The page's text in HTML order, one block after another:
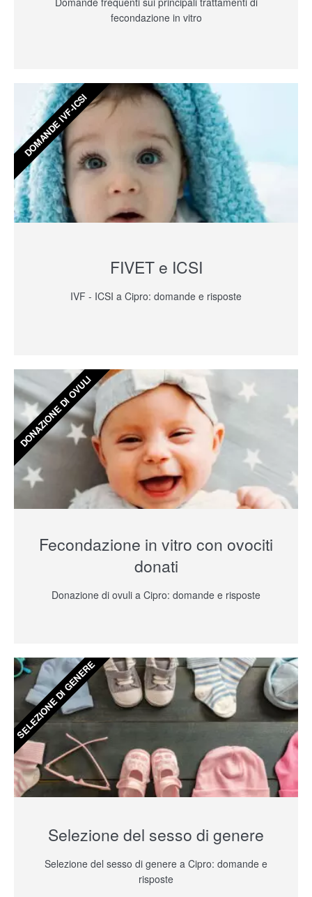
fecondazione in vitro
FIVET e ICSI
IVF - ICSI a Cipro: domande e risposte
DOMANDE IVF-ICSI
Fecondazione in vitro con ovociti
donati
Donazione di ovuli a Cipro: domande e risposte
DONAZIONE DI OVULI
Selezione del sesso di genere
Selezione del sesso di genere a Cipro: domande e
risposte
SELEZIONE DI GENERE